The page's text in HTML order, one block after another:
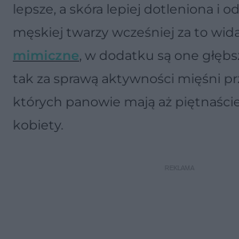
lepsze, a skóra lepiej dotleniona i
męskiej twarzy wcześniej za to
mimiczne, w dodatku są one
tak za sprawą aktywności mięśni
których panowie mają aż
kobiety.